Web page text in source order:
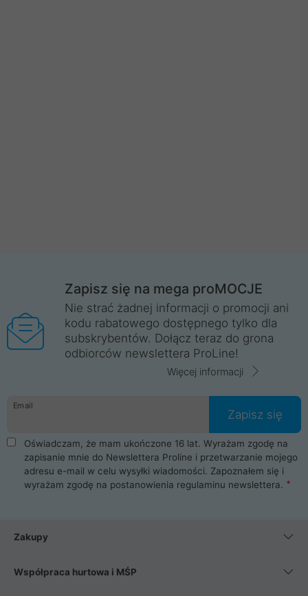
Zapisz się na mega proMOCJE
Nie strać żadnej informacji o promocji ani
kodu rabatowego dostępnego tylko dla
subskrybentów. Dołącz teraz do grona
odbiorców newslettera ProLine!
Więcej informacji
Email
Zapisz się
Oświadczam, że mam ukończone 16 lat. Wyrażam zgodę na
zapisanie mnie do Newslettera Proline i przetwarzanie mojego
adresu e-mail w celu wysyłki wiadomości. Zapoznałem się i
wyrażam zgodę na postanowienia regulaminu newslettera.
Zakupy
Współpraca hurtowa i MŚP